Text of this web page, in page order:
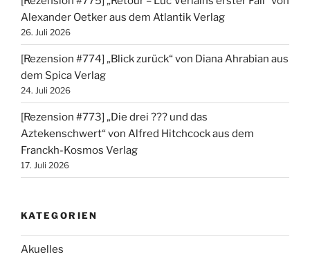
Alexander Oetker aus dem Atlantik Verlag
26. Juli 2026
[Rezension #774] „Blick zurück“ von Diana Ahrabian aus
dem Spica Verlag
24. Juli 2026
[Rezension #773] „Die drei ??? und das
Aztekenschwert“ von Alfred Hitchcock aus dem
Franckh-Kosmos Verlag
17. Juli 2026
KATEGORIEN
Akuelles